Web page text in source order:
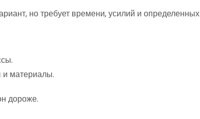
но требует времени‚ усилий и определенных
и материалы.
дороже.